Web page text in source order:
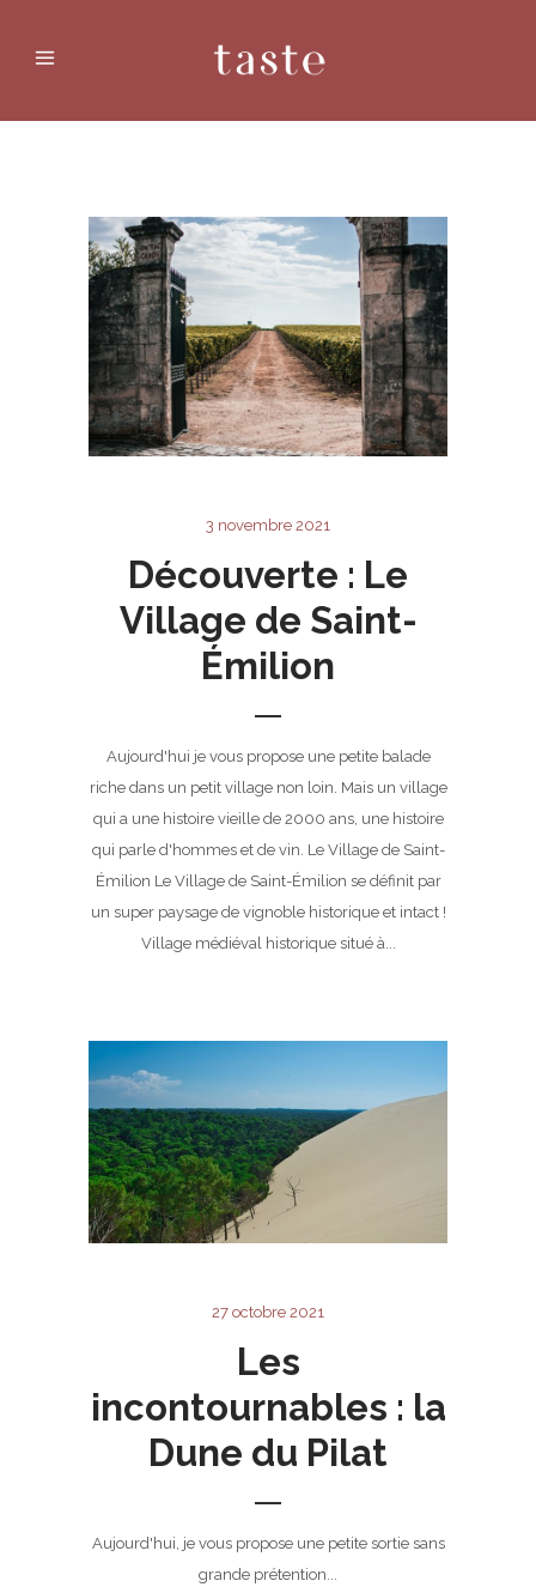
3 novembre 2021
Découverte : Le
Village de Saint-
Émilion
Aujourd'hui je vous propose une petite balade
riche dans un petit village non loin. Mais un village
qui a une histoire vieille de 2000 ans, une histoire
qui parle d'hommes et de vin. Le Village de Saint-
Émilion Le Village de Saint-Émilion se définit par
un super paysage de vignoble historique et intact !
Village médiéval historique situé à...
27 octobre 2021
Les
incontournables : la
Dune du Pilat
Aujourd'hui, je vous propose une petite sortie sans
grande prétention...